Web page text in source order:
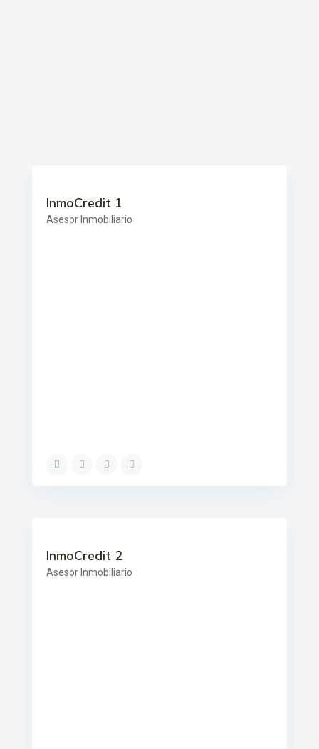
InmoCredit 1
Asesor Inmobiliario
InmoCredit 2
Asesor Inmobiliario